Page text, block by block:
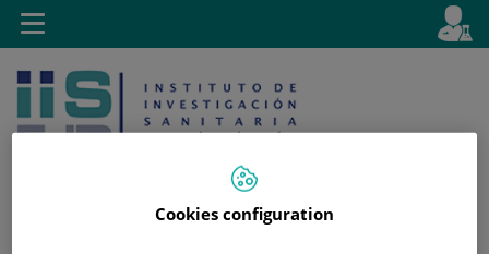
Saltar al contenido
activo
es
Toggle
navigation
Cookies configuration